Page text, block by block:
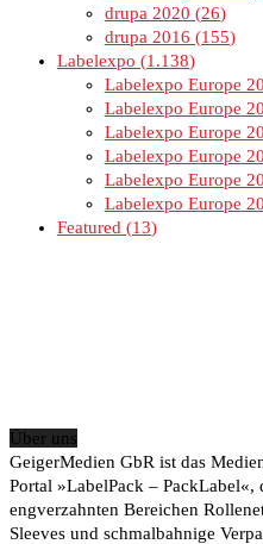
drupa 2020
26
drupa 2016
155
Labelexpo
1.138
Labelexpo Europe
Labelexpo Europe
Labelexpo Europe
Labelexpo Europe
Labelexpo Europe
Labelexpo Europe
Featured
13
Über uns
GeigerMedien GbR ist das
Portal »LabelPack –
engverzahnten Bereichen
Sleeves und schmalbahnige